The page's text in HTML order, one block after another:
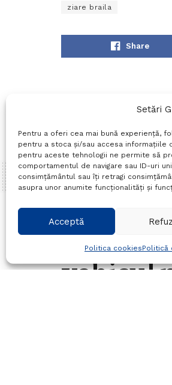
Setări
Pentru a oferi cea mai bună experiență,
pentru a stoca și/sau accesa informațiile
pentru aceste tehnologii ne permite să
comportamentul de navigare sau ID-uri
consimțământul sau îți retragi
asupra unor anumite funcționalități și
Acceptă
Politica cookiesPolitică
ziare braila
Share
Actualitate
vehicul